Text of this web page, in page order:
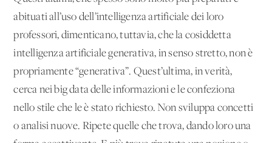
abituati all’uso dell’intelligenza artificiale dei loro
professori, dimenticano, tuttavia, che la cosiddetta
intelligenza artificiale generativa, in senso stretto, non è
propriamente “generativa”. Quest’ultima, in verità,
cerca nei big data delle informazioni e le confeziona
nello stile che le è stato richiesto. Non sviluppa concetti
o analisi nuove. Ripete quelle che trova, dando loro una